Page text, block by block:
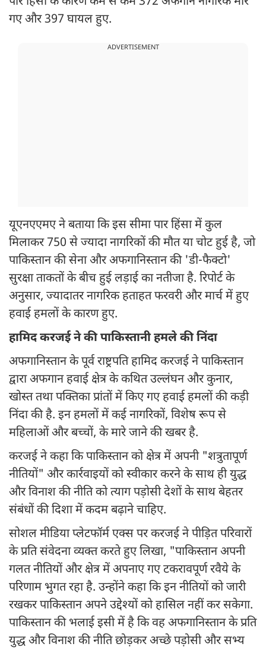
गए और 397 घायल हुए.
ADVERTISEMENT
यूएनएएमए ने बताया कि इस सीमा पार हिंसा में कुल
मिलाकर 750 से ज्यादा नागरिकों की मौत या चोट हुई है, जो
पाकिस्तान की सेना और अफगानिस्तान की 'डी-फैक्टो'
सुरक्षा ताकतों के बीच हुई लड़ाई का नतीजा है. रिपोर्ट के
अनुसार, ज्‍यादातर नागरिक हताहत फरवरी और मार्च में हुए
हवाई हमलों के कारण हुए.
हामिद करजई ने की पाकिस्तानी हमले की निंदा
अफगानिस्तान के पूर्व राष्ट्रपति हामिद करजई ने पाकिस्तान
द्वारा अफगान हवाई क्षेत्र के कथित उल्लंघन और कुनार,
खोस्त तथा पक्तिका प्रांतों में किए गए हवाई हमलों की कड़ी
निंदा की है. इन हमलों में कई नागरिकों, विशेष रूप से
महिलाओं और बच्चों, के मारे जाने की खबर है.
करजई ने कहा कि पाकिस्तान को क्षेत्र में अपनी "शत्रुतापूर्ण
नीतियों" और कार्रवाइयों को स्वीकार करने के साथ ही युद्ध
और विनाश की नीति को त्याग पड़ोसी देशों के साथ बेहतर
संबंधों की दिशा में कदम बढ़ाने चाहिए.
सोशल मीडिया प्लेटफॉर्म एक्स पर करजई ने पीड़ित परिवारों
के प्रति संवेदना व्यक्त करते हुए लिखा, "पाकिस्तान अपनी
गलत नीतियों और क्षेत्र में अपनाए गए टकरावपूर्ण रवैये के
परिणाम भुगत रहा है. उन्होंने कहा कि इन नीतियों को जारी
रखकर पाकिस्तान अपने उद्देश्यों को हासिल नहीं कर सकेगा.
पाकिस्तान की भलाई इसी में है कि वह अफगानिस्तान के प्रति
युद्ध और विनाश की नीति छोड़कर अच्छे पड़ोसी और सभ्य